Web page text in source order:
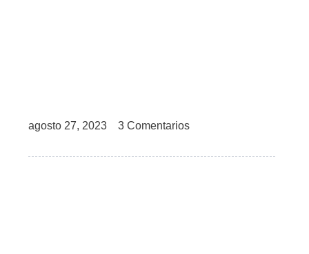
agosto 27, 2023 3 Comentarios